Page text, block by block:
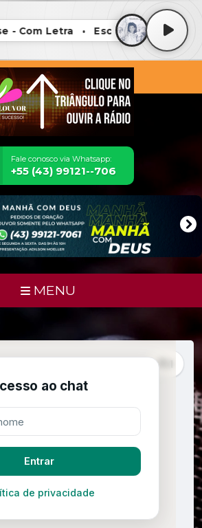
- Com Letra • Escape - Renascer
Fale conosco via Whatsapp:
+55 (43) 99121--706
MENU